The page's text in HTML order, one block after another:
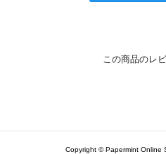
この商品のレ
Copyright © Papermint Online